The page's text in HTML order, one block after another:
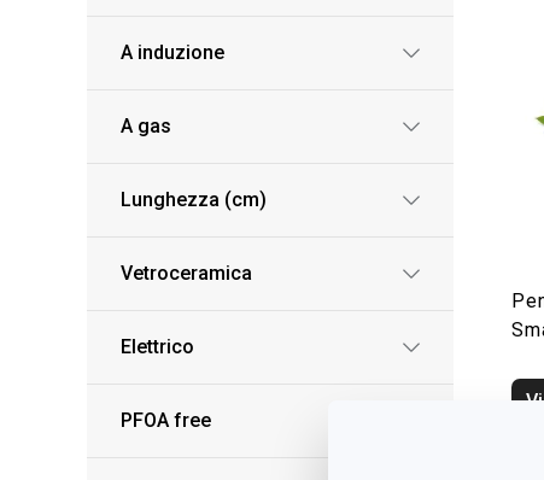
A induzione
A gas
Lunghezza (cm)
Vetroceramica
Elettrico
PFOA free